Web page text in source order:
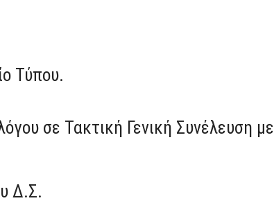
Τύπου.
σε Τακτική Γενική Συνέλευση με
Δ.Σ.